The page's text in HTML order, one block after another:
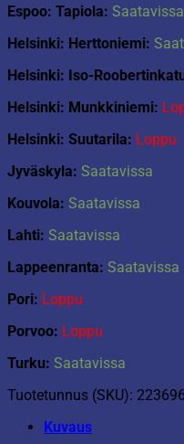
Espoo: Tapiola: Saatavissa
Helsinki: Herttoniemi:
Helsinki: Iso-
Helsinki: Munkkiniemi:
Helsinki: Suutarila: Loppu
Jyväskyla: Saatavissa
Kouvola: Saatavissa
Lahti: Saatavissa
Lappeenranta: Saatavissa
Pori: Loppu
Porvoo: Loppu
Turku: Saatavissa
Tuotetunnus (SKU):
Kuvaus